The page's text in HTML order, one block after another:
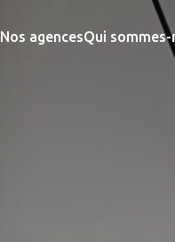
Nos agencesQui sommes-